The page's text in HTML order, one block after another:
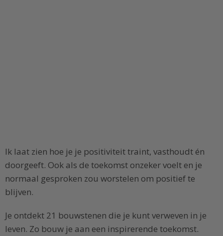
Ik laat zien hoe je je positiviteit traint, vasthoudt én
doorgeeft. Ook als de toekomst onzeker voelt en je
normaal gesproken zou worstelen om positief te
blijven.
Je ontdekt 21 bouwstenen die je kunt verweven in je
leven. Zo bouw je aan een inspirerende toekomst.